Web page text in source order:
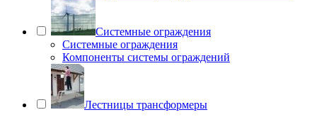
Системные ограждения
Системные ограждения
Компоненты системы ограждений
Лестницы трансформеры